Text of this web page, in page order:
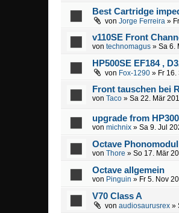
Best Cartridge
von Jorge Ferreira »
v110SE Front
von technomagus » Sa 6.
HP500SE EF184 ,
von Fox-1290 » Fr 16.
Front tauschen bei
von Taco » Sa 22. Mär
upgrade from
von michnix » Sa 9. Jul
Octave Phonomodul
von Thore » So 17. Mär
Octave allgemein
von Pinguin » Fr 5. Nov
V70 Class A
von audiosaurusrex »